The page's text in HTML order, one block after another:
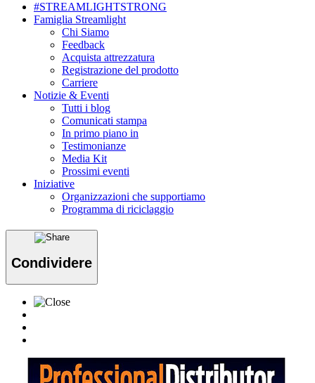
#STREAMLIGHTSTRONG
Famiglia Streamlight
Chi Siamo
Feedback
Acquista attrezzatura
Registrazione del prodotto
Carriere
Notizie & Eventi
Tutti i blog
Comunicati stampa
In primo piano in
Testimonianze
Media Kit
Prossimi eventi
Iniziative
Organizzazioni che supportiamo
Programma di riciclaggio
Condividere